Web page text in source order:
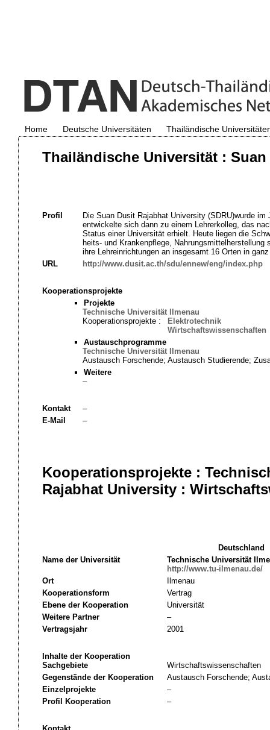
Home Deutsche Universitäten Thailändische
Thailändische Universität :
Profil
Die Suan Dusit Rajabhat University (SDRU)wurde
entwickelte sich dann zu einem Lehrerkolleg, das
Status einer Universität erhielt. Heute liegen die
heits- und Krankenpflege,
ihre Lehreinrichtungen an insgesamt 16 Orten in
URL
http://www.dusit.ac.th/sdu/ennew/eng/index.php
Kooperationsprojekte
Projekte
Technische Universität Ilmenau
Kooperationsprojekte :
Elektrotechnik
Wirtschaftswissenschaften
Austauschprogramme
Technische Universität Ilmenau
Austausch Forschende; Austausch Studierende;
Weitere
–
Kontakt
–
E-Mail
–
Kooperationsprojekte :
Rajabhat University :
Deutschland
Name der Universität
Technische Universität
http://www.tu-ilmenau.de/
Ort
Ilmenau
Kooperationsform
Vertrag
Ebene der Kooperation
Universität
Weitere Partner
–
Vertragsjahr
2001
Inhalte der Kooperation
Sachgebiete
Wirtschaftswissenschaften
Gegenstände der Kooperation
Austausch Forschende;
Einzelprojekte
–
Profil Kooperation
–